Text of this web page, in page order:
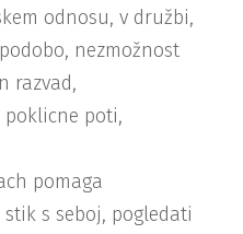
odnosu, v družbi,
nezmožnost
razvad,
poklicne poti,
pomaga
s seboj, pogledati